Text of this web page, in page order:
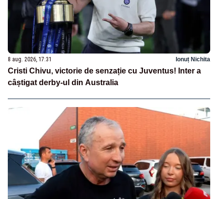
8 aug. 2026, 17:31 Ionuț Nichita
Cristi Chivu, victorie de senzație cu Juventus! Inter a
câștigat derby-ul din Australia